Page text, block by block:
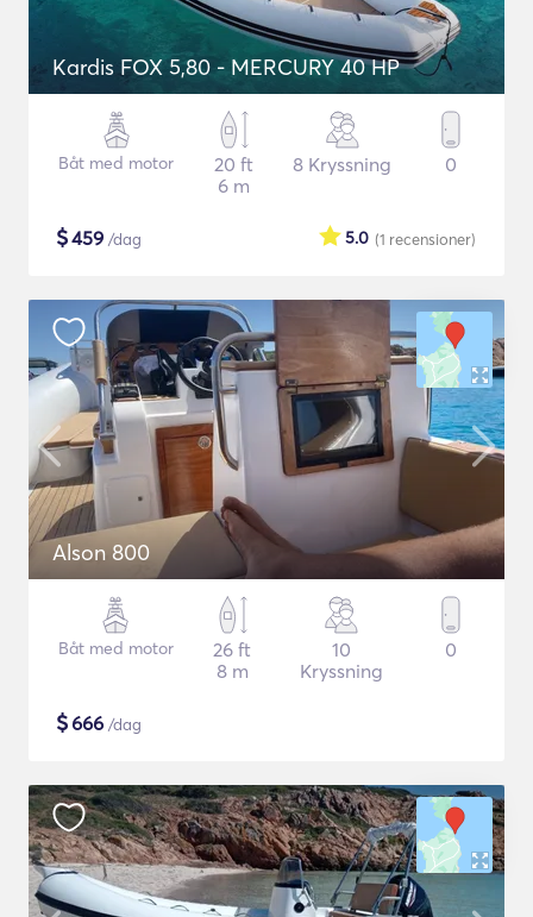
Kardis FOX 5,80 - MERCURY 40 HP
Båt med motor
20 ft
6 m
8 Kryssning 0
$459 /dag (1 recensioner)
5.0
Alson 800
Båt med motor
26 ft
8 m
10
Kryssning
0
$666 /dag